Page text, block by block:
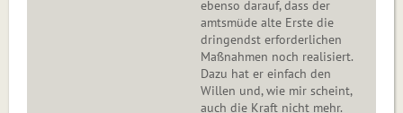
ebenso darauf, dass der
amtsmüde alte Erste die
dringendst erforderlichen
Maßnahmen noch realisiert.
Dazu hat er einfach den
Willen und, wie mir scheint,
auch die Kraft nicht mehr.